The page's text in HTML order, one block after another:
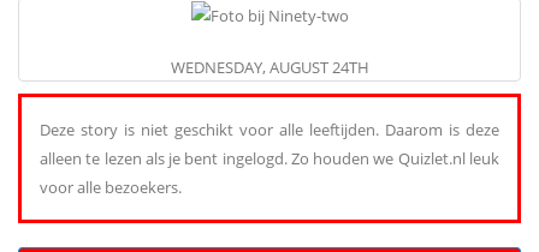
WEDNESDAY, AUGUST 24TH
Deze story is niet geschikt voor alle leeftijden. Daarom is deze
alleen te lezen als je bent ingelogd. Zo houden we Quizlet.nl leuk
voor alle bezoekers.